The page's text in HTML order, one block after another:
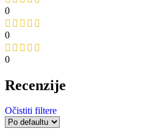
0
0
0
Recenzije
Očistiti filtere